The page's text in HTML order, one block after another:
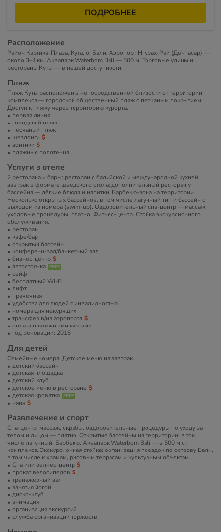
ПОДРОБНЕЕ
Расположение
Район Картика-Плаза, Кута, о. Бали. Аэропорт Нгурах-Рай (Денпасар) —
около 3–4 км. Аквапарк Waterbom Bali — 500 м. Торговые улицы и
рестораны Куты — в пешей доступности.
Пляж
Пляж Куты расположен в непосредственной близости от территории
комплекса — городской общественный пляж с песчаным покрытием.
Доступ к пляжу через территорию курорта.
первая линия
городской пляж
песчаный пляж
шезлонги
зонтики
пляжные полотенца
Услуги в отеле
2 ресторана и бары: ресторан с балийской и международной кухней,
завтрак в формате шведского стола; дополнительный ресторан у
бассейна — лёгкие блюда и напитки. Барбекю-зона на территории.
Несколько открытых бассейнов, в том числе лагунный тип и бассейн с
выходом из номера (swim-up). Оздоровительный спа-центр — массаж,
уходовые процедуры, платно. Фитнес-центр. Стойка экскурсионного
обслуживания.
ресторан
кафе/бар
открытый бассейн
конференц-зал/банкетный зал
бизнес-центр
автостоянка
сейф
бесплатный Wi-Fi
лифт
прачечная
удобства для людей с инвалидностью
номера для некурящих
трансфер в/из аэропорта
оплата платежными картами
год реновации: 2016
Для детей
Семейные номера. Детское меню на завтрак.
детский бассейн
детская площадка
детский клуб
детское меню в ресторане
детская кроватка
няня
Развлечение и спорт
Спа-центр: массаж, скрабы, оздоровительные процедуры по уходу за
телом и лицом — платно. Открытые бассейны на территории, в том
числе лагунный. Барбекю. Аквапарк Waterbom Bali — в 500 м от
комплекса. Экскурсионная стойка: организация поездок по острову Бали,
в том числе к храмам, рисовым террасам и культурным объектам.
Спа или велнес-центр
прокат велосипедов
тренажерный зал
занятия йогой
диско-клуб
анимация
организация экскурсий
служба организации торжеств